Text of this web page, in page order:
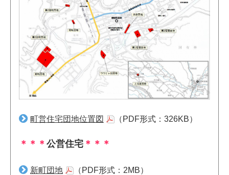
町営住宅団地位置図 （PDF形式：326KB）
＊＊＊ 公営住宅＊＊＊
新町団地
（PDF形式：2MB）